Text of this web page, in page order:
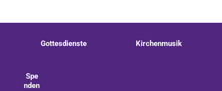
Gottesdienste Kirchenmusik
Spe
nden